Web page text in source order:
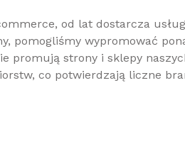
od lat dostarcza
pomogliśmy wypromować
promują strony i sklepy
co potwierdzają liczne